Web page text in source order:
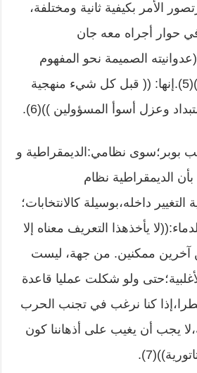
الأمر بكيفية ثانية ومختلفة،
حوار أجراه معه جان
الصميمة نحو المفهوم
الشائع للديمقراطية))(5).إنها: (( قبل كل شيء منهجية
وعزل أسوأ المسؤولين ))(6).
بوبر؛سوى نظامي:الديمقراطية و
بأن الديمقراطية نظام
داخله،بوسيلة كالانتخابات؛
يأخذهذا التعريف معناه إلا
آخرين ممكنين. من جهة، ليست
ولو شكلت عمليا قاعدة
خطرا،إذا كنا نرغب في تجنب الحرب
يجب أن يغيب على أذهاننا كون